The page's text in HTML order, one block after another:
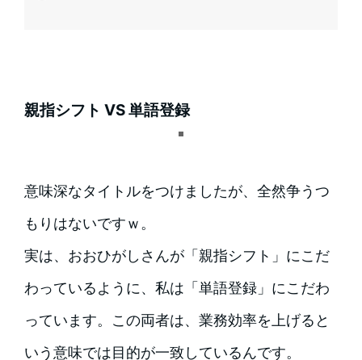
親指シフト VS 単語登録
意味深なタイトルをつけましたが、全然争うつ
もりはないですｗ。
実は、おおひがしさんが「親指シフト」にこだ
わっているように、私は「単語登録」にこだわ
っています。この両者は、業務効率を上げると
いう意味では目的が一致しているんです。